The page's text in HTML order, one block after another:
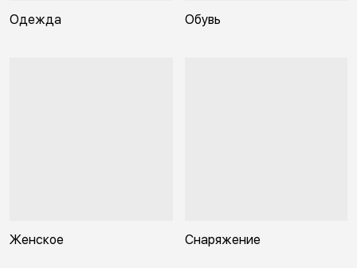
Одежда Обувь
Женское Снаряжение